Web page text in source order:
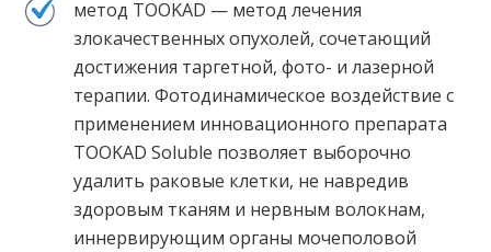
метод TOOKAD — метод лечения
злокачественных опухолей, сочетающий
достижения таргетной, фото- и лазерной
терапии. Фотодинамическое воздействие с
применением инновационного препарата
TOOKAD Soluble позволяет выборочно
удалить раковые клетки, не навредив
здоровым тканям и нервным волокнам,
иннервирующим органы мочеполовой